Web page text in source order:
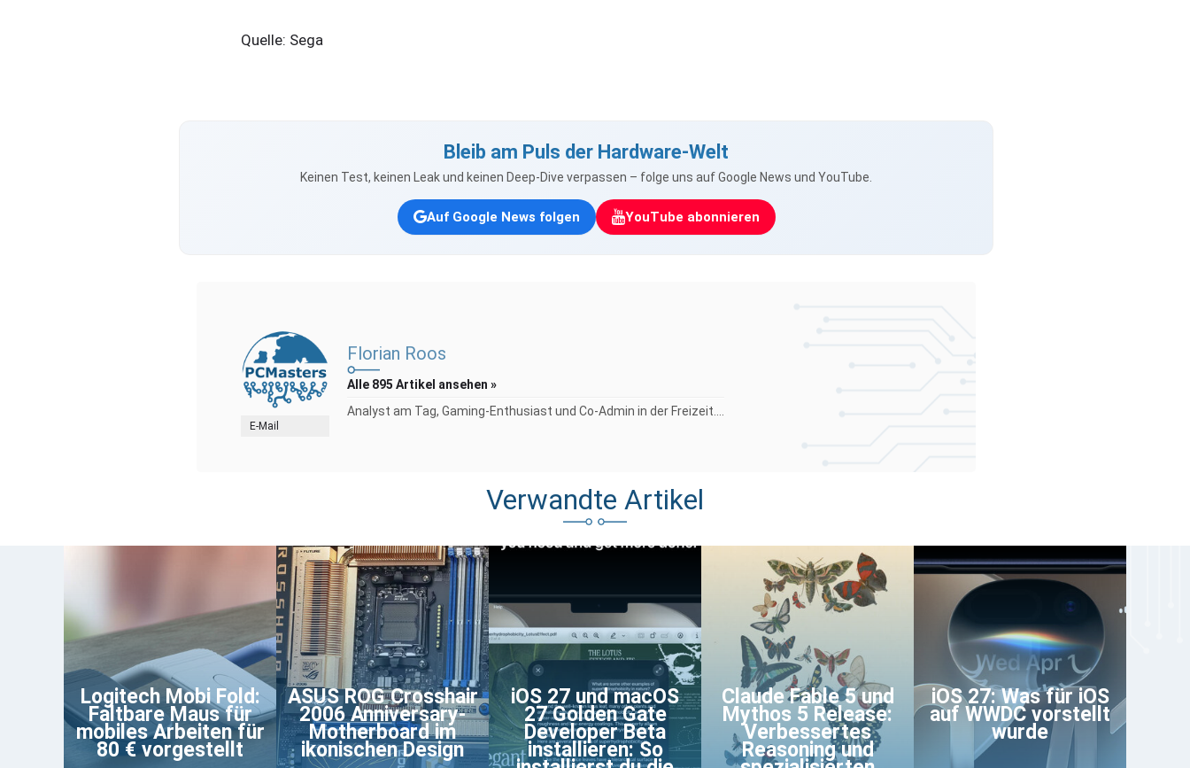
Quelle: Sega
Bleib am Puls der Hardware-Welt
Keinen Test, keinen Leak und keinen Deep-Dive verpassen – folge uns auf Google News und YouTube.
Auf Google News folgen YouTube abonnieren
E-Mail
Florian Roos
Alle 895 Artikel ansehen »
Analyst am Tag, Gaming-Enthusiast und Co-Admin in der Freizeit....
Verwandte Artikel
Logitech Mobi Fold:
Faltbare Maus für
mobiles Arbeiten für
80 € vorgestellt
ASUS ROG Crosshair
2006 Anniversary-
Motherboard im
ikonischen Design
iOS 27 und macOS
27 Golden Gate
Developer Beta
installieren: So
Claude Fable 5 und
Mythos 5 Release:
Verbessertes
Reasoning und
iOS 27: Was für iOS
auf WWDC vorstellt
wurde